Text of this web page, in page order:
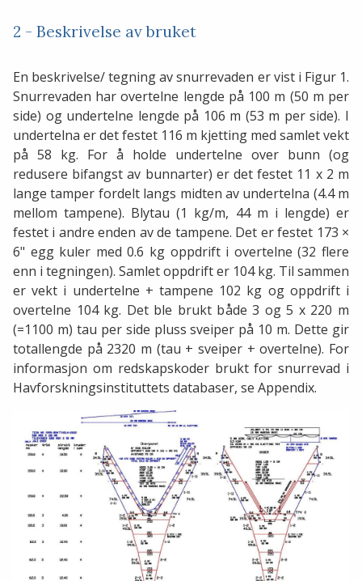
2 - Beskrivelse av bruket
En beskrivelse/ tegning av snurrevaden er vist i Figur 1.
Snurrevaden har overtelne lengde på 100 m (50 m per
side) og undertelne lengde på 106 m (53 m per side). I
undertelna er det festet 116 m kjetting med samlet vekt
på 58 kg. For å holde undertelne over bunn (og
redusere bifangst av bunnarter) er det festet 11 x 2 m
lange tamper fordelt langs midten av undertelna (4.4 m
mellom tampene). Blytau (1 kg/m, 44 m i lengde) er
festet i andre enden av de tampene. Det er festet 173 ×
6" egg kuler med 0.6 kg oppdrift i overtelne (32 flere
enn i tegningen). Samlet oppdrift er 104 kg. Til sammen
er vekt i undertelne + tampene 102 kg og oppdrift i
overtelne 104 kg. Det ble brukt både 3 og 5 x 220 m
(=1100 m) tau per side pluss sveiper på 10 m. Dette gir
totallengde på 2320 m (tau + sveiper + overtelne). For
informasjon om redskapskoder brukt for snurrevad i
Havforskningsinstituttets databaser, se Appendix.